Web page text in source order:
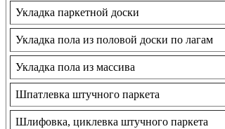
Укладка паркетной доски
Укладка пола из половой доски по лагам
Укладка пола из массива
Шпатлевка штучного паркета
Шлифовка, циклевка штучного паркета